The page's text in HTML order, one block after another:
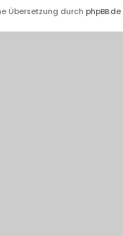
g
Übersetzung durch phpBB.de